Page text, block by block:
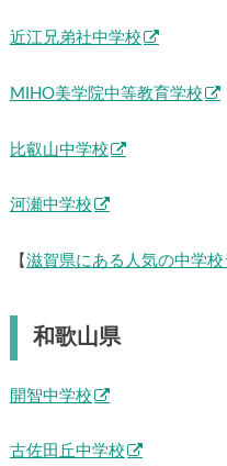
近江兄弟社中学校
MIHO美学院中等教育学校
比叡山中学校
河瀬中学校
【 滋賀県にある人気の中学
和歌山県
開智中学校
古佐田丘中学校